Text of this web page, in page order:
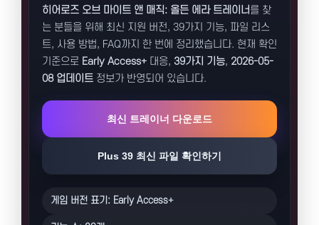
히어로즈 오브 마이트 앤 매직: 올든 에라 트레이너를 찾
는 분들을 위해 최신 지원 버전, 39가지 기능, 파일 리스
트, 사용 방법, FAQ까지 한 번에 정리했습니다. 현재 확인
기준으로 Early Access+ 대응, 39가지 기능, 2026-05-
08 업데이트 정보가 반영되어 있습니다.
최신 트레이너 다운로드
Plus 39 최신 파일 확인하기
게임 버전 표기: Early Access+